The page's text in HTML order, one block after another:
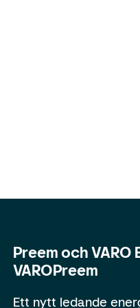
Preem och VARO
VAROPreem
Ett nytt ledande